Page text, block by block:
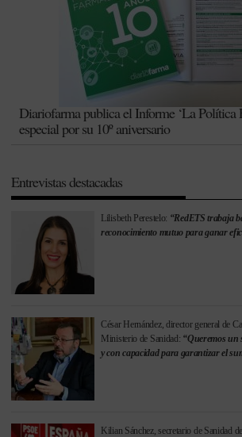
Diariofarma publica el Informe ‘La Política
especial por su 10º aniversario
Entrevistas destacadas
Lilisbeth Perestelo: “RedETS trabaja
reconocimiento mutuo para ganar
César Hernández, director general de
Ministerio de Sanidad: “Queremos un
y con capacidad para garantizar el
Kilian Sánchez, secretario de Sanidad